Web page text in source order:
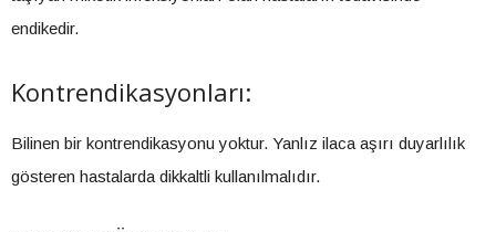
endikedir.
Kontrendikasyonları:
Bilinen bir kontrendikasyonu yoktur. Yanlız ilaca aşırı duyarlılık
gösteren hastalarda dikkaltli kullanılmalıdır.